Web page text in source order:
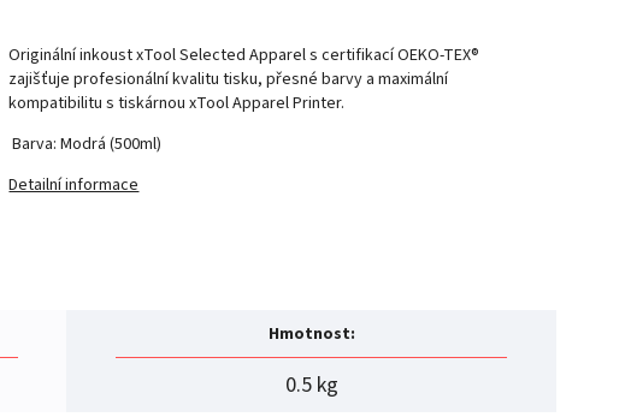
Originální inkoust xTool Selected Apparel s certifikací OEKO-TEX®
zajišťuje profesionální kvalitu tisku, přesné barvy a maximální
kompatibilitu s tiskárnou xTool Apparel Printer.
Barva: Modrá (500ml)
Detailní informace
Hmotnost:
0.5 kg